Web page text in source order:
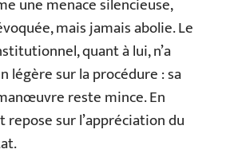
une menace silencieuse,
mais jamais abolie. Le
quant à lui, n’a
légère sur la procédure : sa
reste mince. En
sur l’appréciation du